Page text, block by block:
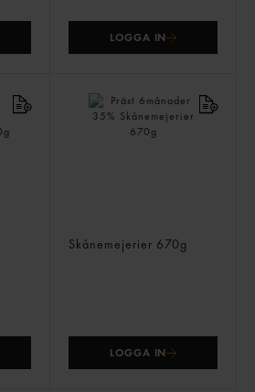
LOGGA IN
Skånemejerier 670g
LOGGA IN